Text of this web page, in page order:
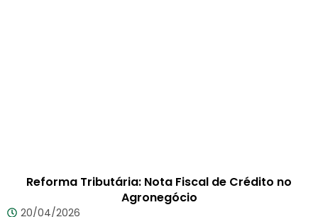
Reforma Tributária: Nota Fiscal de Crédito no
Agronegócio
20/04/2026